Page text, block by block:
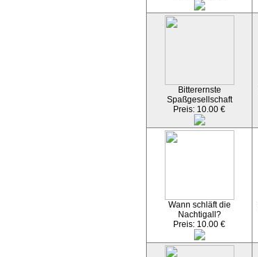
Bitterernste
Spaßgesellschaft
Preis: 10.00 €
Wann schläft die
Nachtigall?
Preis: 10.00 €